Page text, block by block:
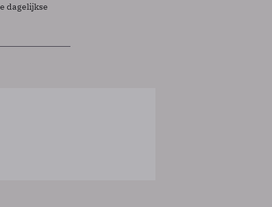
dagelijkse